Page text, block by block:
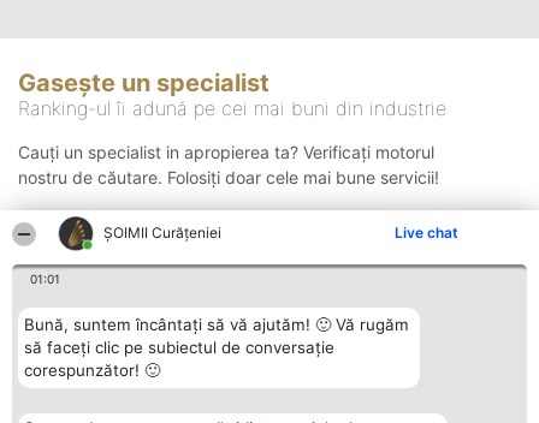
ȘOIMII Curățeniei Live chat
01:01
Bună, suntem încântați să vă ajutăm! 🙂 Vă rugăm
să faceți clic pe subiectul de conversație
corespunzător! 🙂
Gasește un specialist
Ranking-ul îi adună pe cei mai buni din industrie
Cauți un specialist in apropierea ta? Verificați motorul
nostru de căutare. Folosiți doar cele mai bune servicii!